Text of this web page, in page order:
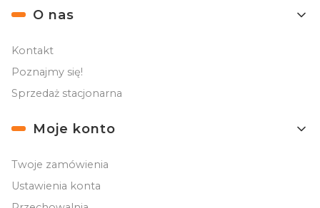
O nas
Kontakt
Poznajmy się!
Sprzedaż stacjonarna
Moje konto
Twoje zamówienia
Ustawienia konta